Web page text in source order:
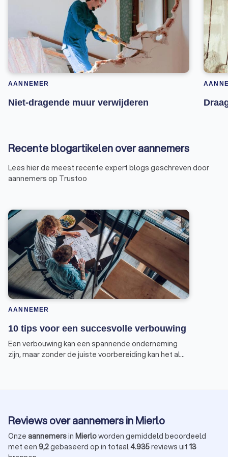
AANNEMER
Niet-dragende muur verwijderen
Recente blogartikelen over aannemers
Lees hier de meest recente expert blogs geschreven door
aannemers op Trustoo
AANNEMER
10 tips voor een succesvolle verbouwing
Een verbouwing kan een spannende onderneming
zijn, maar zonder de juiste voorbereiding kan het al
Reviews over aannemers in Mierlo
Onze aannemersin Mierloworden gemiddeld beoordeeld
met een 9,2gebaseerd op in totaal4.935reviews uit 13